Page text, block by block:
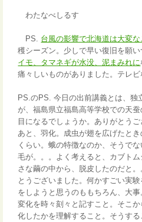
わたなべしるす
PS. 台風の影響で北海道は大変な
穫シーズン。少しで早い復旧を願い
イモ、タマネギが水没、泥まみれに
痛々しいものがありました。テレビ
PS.のPS. 今日の出前講義とは、独
が、福島県立福島高等学校での天
目になるでしょうか。ありがとう
あと、羽化。成虫が翅を広げたと
くらい。蛾の特徴なのか、そうで
毛が。。。よく考えると、カブト
さな繭の中から、脱皮したのだと
とうございました。何かすごい実
をしようと思うのももちろん、大
変化を時々刻々と記すこと。そこ
化したかを理解すること。そうする